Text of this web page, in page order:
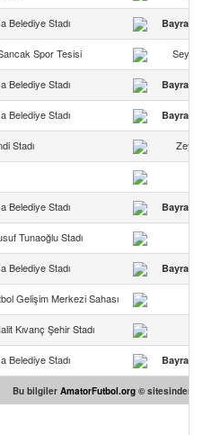
Belediye Stadı
Spor Tesisi
Belediye Stadı
Belediye Stadı
Stadı
Belediye Stadı
Tunaoğlu Stadı
Belediye Stadı
Gelişim Merkezi Sahası
Kıvanç Şehir Stadı
Belediye Stadı
Bu bilgiler AmatorFutbol.org© sitesinden